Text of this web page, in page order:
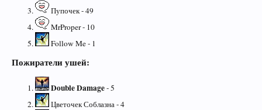
Пупочек - 49
MrProper - 10
Follow Me - 1
Пожиратели ушей:
Double Damage- 5
Цветочек Соблазна - 4